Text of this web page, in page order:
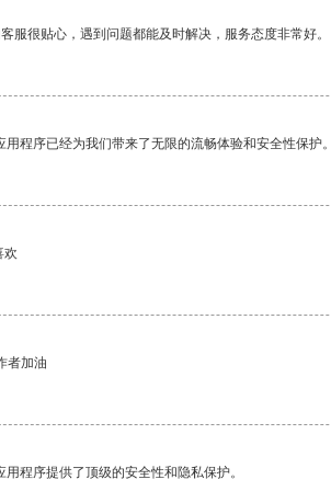
服很贴心，遇到问题都能及时解决，服务态度非常好。
用程序已经为我们带来了无限的流畅体验和安全性保护
欢
者加油
程序提供了顶级的安全性和隐私保护。